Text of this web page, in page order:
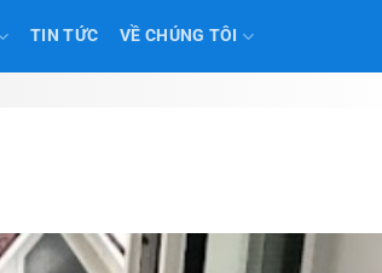
TIN TỨC VỀ CHÚNG TÔI